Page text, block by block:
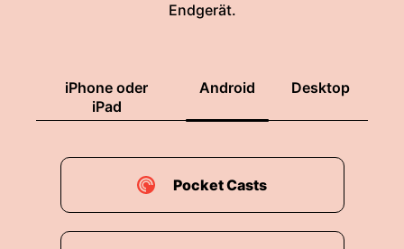
Endgerät.
iPhone oder
iPad
Android Desktop
Pocket Casts